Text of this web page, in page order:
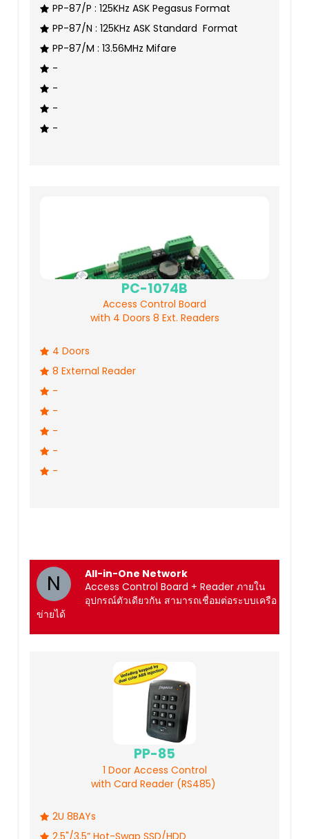
PP-87/P : 125KHz ASK Pegasus Format
PP-87/N : 125KHz ASK Standard Format
PP-87/M : 13.56MHz Mifare
-
-
-
-
PC-1074B
Access Control Board
with 4 Doors 8 Ext. Readers
4 Doors
8 External Reader
-
-
-
-
-
N
All-in-One Network
Access Control Board + Reader ภายใน
อุปกรณ์ตัวเดียวกัน สามารถเชื่อมต่อระบบเครือ
ข่ายได้
PP-85
1 Door Access Control
with Card Reader (RS485)
2U 8BAYs